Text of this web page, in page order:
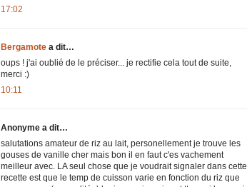
17:02
Bergamote a dit…
oups ! j'ai oublié de le préciser... je rectifie cela tout de suite,
merci :)
10:11
Anonyme a dit…
salutations amateur de riz au lait, personellement je trouve les
gouses de vanille cher mais bon il en faut c'es vachement
meilleur avec. LA seul chose que je voudrait signaler dans cette
recette est que le temp de cuisson varie en fonction du riz que